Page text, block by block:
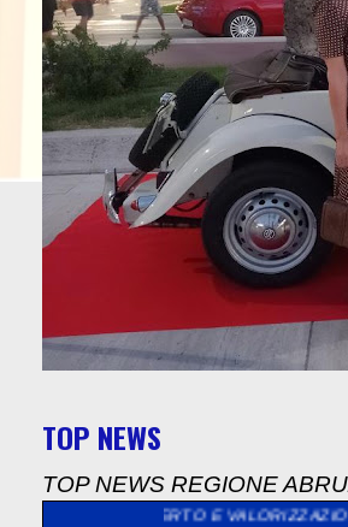
TOP NEWS
TOP NEWS REGIONE
E VALORIZZAZIONE DEL